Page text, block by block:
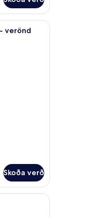
með tvíbreiðu rúmi -
verönd
Skoða verð
dýnum, míníbar
af bestu gerð,